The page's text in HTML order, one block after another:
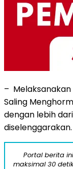
–
Saling
dengan lebih
diselenggarakan.
Portal berita
maksimal 30